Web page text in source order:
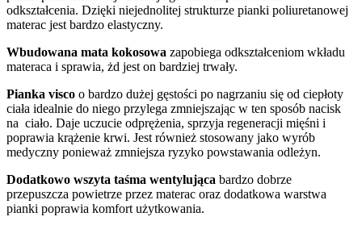
odkształcenia. Dzięki niejednolitej strukturze pianki poliuretanowej
materac jest bardzo elastyczny.
Wbudowana mata kokosowa zapobiega odkształceniom wkładu
materaca i sprawia, żd jest on bardziej trwały.
Pianka visco o bardzo dużej gęstości po nagrzaniu się od ciepłoty
ciała idealnie do niego przylega zmniejszając w ten sposób nacisk
na ciało. Daje uczucie odprężenia, sprzyja regeneracji mięśni i
poprawia krążenie krwi. Jest również stosowany jako wyrób
medyczny ponieważ zmniejsza ryzyko powstawania odleżyn.
Dodatkowo wszyta taśma wentylująca bardzo dobrze
przepuszcza powietrze przez materac oraz dodatkowa warstwa
pianki poprawia komfort użytkowania.